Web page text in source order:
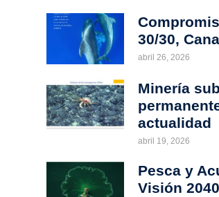
30/30,
abril 26, 2026
Minería
actualidad
abril 19, 2026
Pesca y
Visión 2040